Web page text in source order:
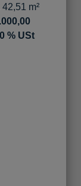
m²
% USt